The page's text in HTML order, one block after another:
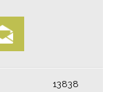
13838